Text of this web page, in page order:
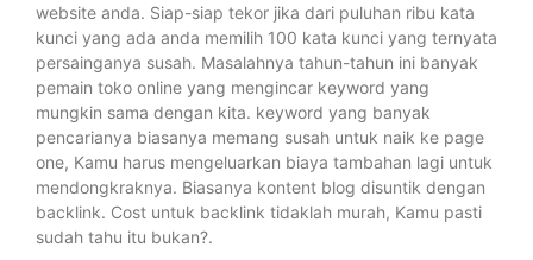
website anda. Siap-siap tekor jika dari puluhan ribu kata
kunci yang ada anda memilih 100 kata kunci yang ternyata
persainganya susah. Masalahnya tahun-tahun ini banyak
pemain toko online yang mengincar keyword yang
mungkin sama dengan kita. keyword yang banyak
pencarianya biasanya memang susah untuk naik ke page
one, Kamu harus mengeluarkan biaya tambahan lagi untuk
mendongkraknya. Biasanya kontent blog disuntik dengan
backlink. Cost untuk backlink tidaklah murah, Kamu pasti
sudah tahu itu bukan?.